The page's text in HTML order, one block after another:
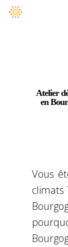
Atelier
en
Vous
climats